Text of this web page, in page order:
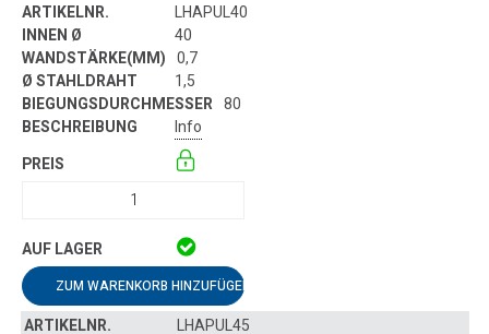
LHAPUL40
40
0,7
1,5
80
Info
ZUM WARENKORB HINZUFÜGEN
LHAPUL45